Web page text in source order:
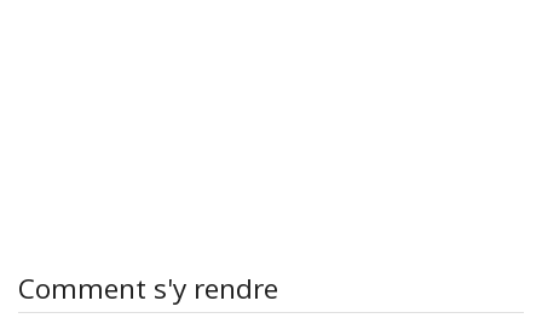
Comment s'y rendre